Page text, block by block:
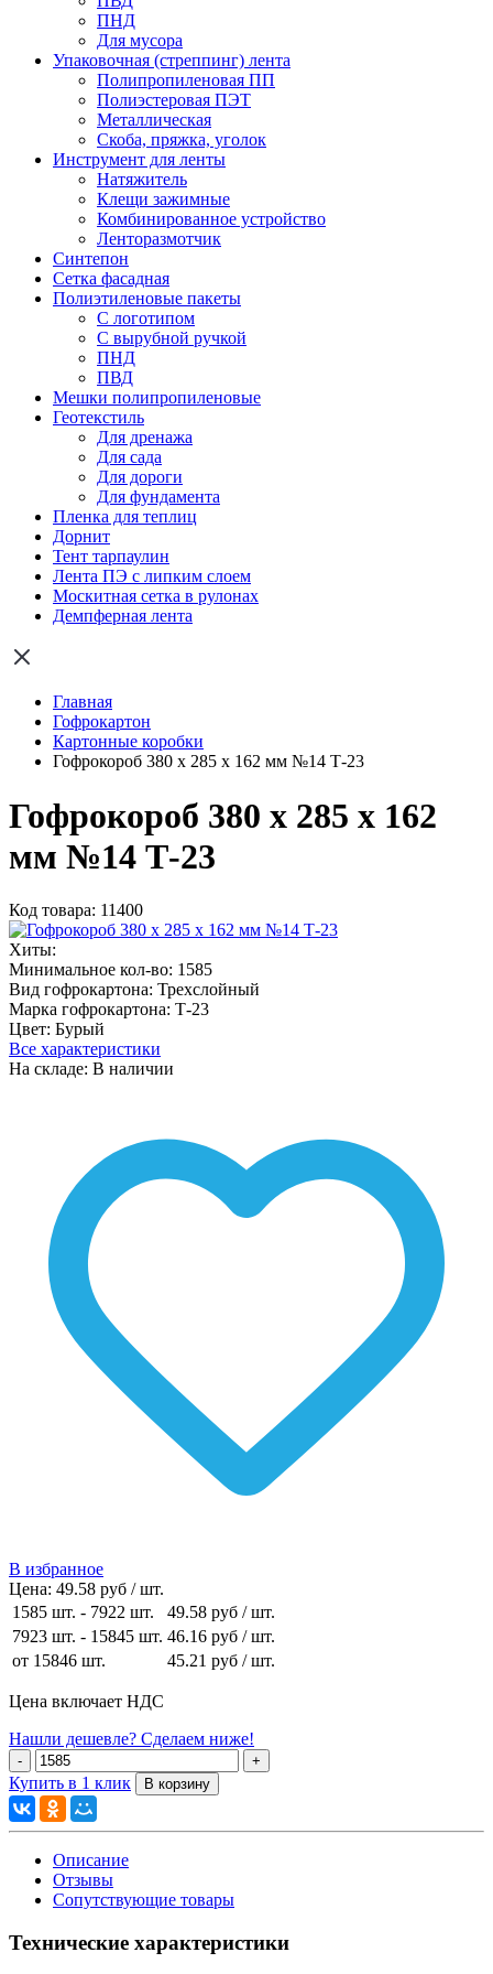
ПНД
Для мусора
Упаковочная (стреппинг) лента
Полипропиленовая ПП
Полиэстеровая ПЭТ
Металлическая
Скоба, пряжка, уголок
Инструмент для ленты
Натяжитель
Клещи зажимные
Комбинированное устройство
Ленторазмотчик
Синтепон
Сетка фасадная
Полиэтиленовые пакеты
С логотипом
С вырубной ручкой
ПНД
ПВД
Мешки полипропиленовые
Геотекстиль
Для дренажа
Для сада
Для дороги
Для фундамента
Пленка для теплиц
Дорнит
Тент тарпаулин
Лента ПЭ с липким слоем
Москитная сетка в рулонах
Демпферная лента
Главная
Гофрокартон
Картонные коробки
Гофрокороб 380 х 285 х 162 мм №14 Т-23
Гофрокороб 380 х 285 х 162
мм №14 Т-23
Код товара: 11400
Хиты:
Минимальное кол-во: 1585
Вид гофрокартона: Трехслойный
Марка гофрокартона: Т-23
Цвет: Бурый
Все характеристики
На складе: В наличии
В избранное
Цена: 49.58 руб / шт.
1585 шт. - 7922 шт. 49.58 руб / шт.
7923 шт. - 15845 шт. 46.16 руб / шт.
от 15846 шт.
45.21 руб / шт.
Цена включает НДС
Нашли дешевле? Сделаем ниже!
Купить в 1 клик
Описание
Отзывы
Сопутствующие товары
Технические характеристики